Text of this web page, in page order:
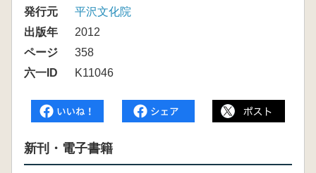
発行元
平沢文化院
出版年
2012
ページ
358
六一ID
K11046
新刊・電子書籍